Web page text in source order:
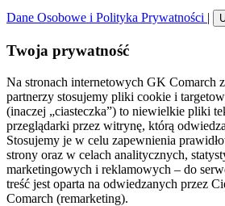
Dane Osobowe i Polityka Prywatności |
Twoja prywatność
Na stronach internetowych GK Comarch
partnerzy stosujemy pliki cookie i
(inaczej „ciasteczka”) to niewielkie pliki
przeglądarki przez witrynę, którą
Stosujemy je w celu zapewnienia
strony oraz w celach analitycznych,
marketingowych i reklamowych – do
treść jest oparta na odwiedzanych przez
Comarch (remarketing).